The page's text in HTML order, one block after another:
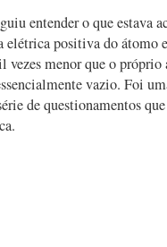
entender o que estava
positiva do átomo
vezes menor que o
vazio. Foi
de questionamentos